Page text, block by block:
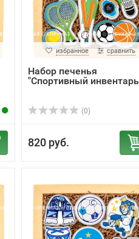
избранное сравнить
Набор печенья
"Спортивный
(0)
820 руб.